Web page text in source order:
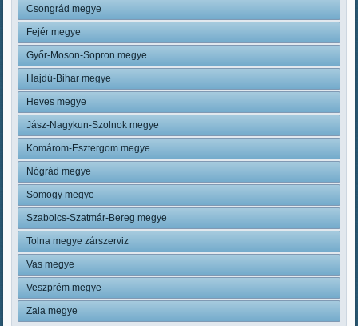
Csongrád megye
Fejér megye
Győr-Moson-Sopron megye
Hajdú-Bihar megye
Heves megye
Jász-Nagykun-Szolnok megye
Komárom-Esztergom megye
Nógrád megye
Somogy megye
Szabolcs-Szatmár-Bereg megye
Tolna megye zárszerviz
Vas megye
Veszprém megye
Zala megye